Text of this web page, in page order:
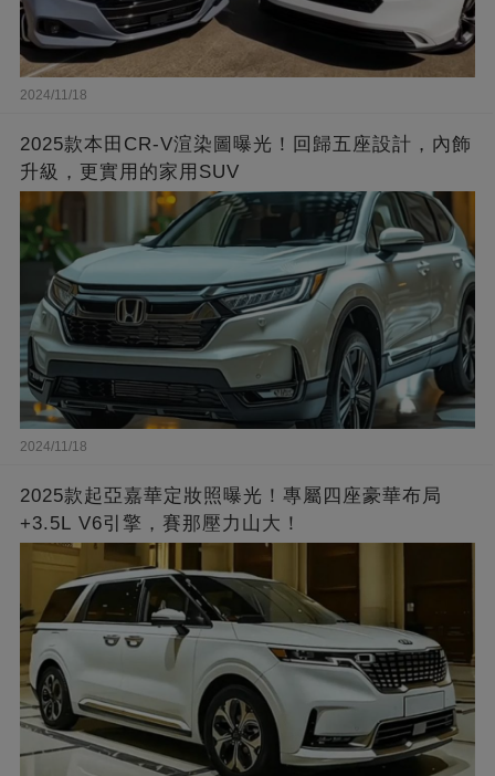
2024/11/18
2025款本田CR-V渲染圖曝光！回歸五座設計，內飾
升級，更實用的家用SUV
2024/11/18
2025款起亞嘉華定妝照曝光！專屬四座豪華布局
+3.5L V6引擎，賽那壓力山大！